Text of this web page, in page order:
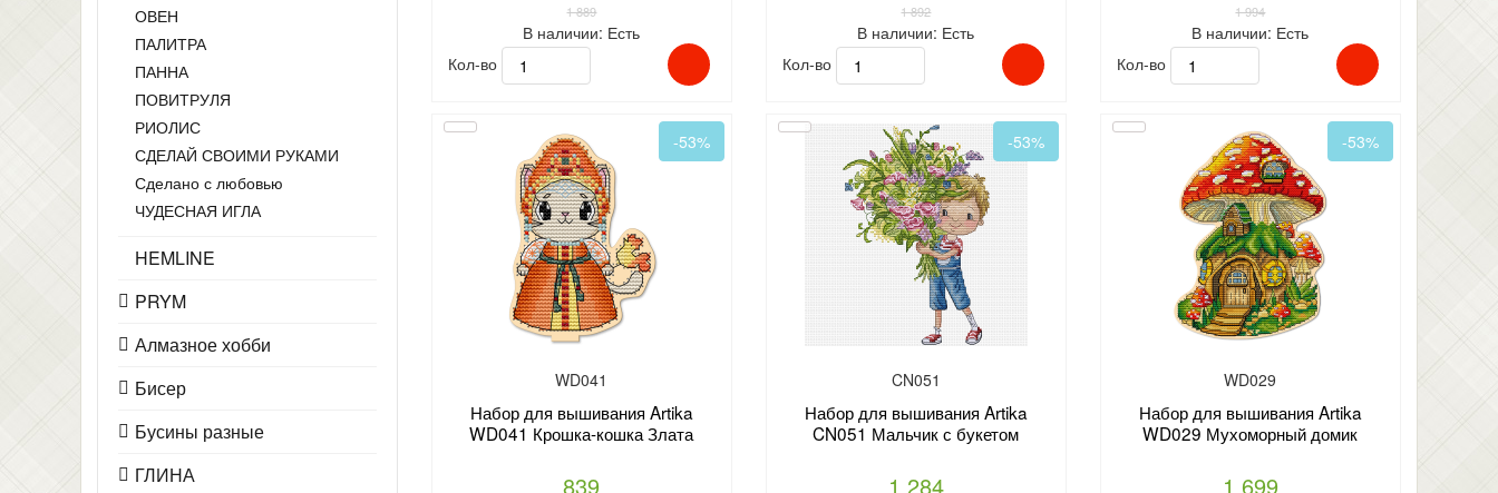
ОВЕН
ПАЛИТРА
ПАННА
ПОВИТРУЛЯ
РИОЛИС
СДЕЛАЙ СВОИМИ РУКАМИ
Сделано с любовью
ЧУДЕСНАЯ ИГЛА
HEMLINE
PRYM
Алмазное хобби
Бисер
Бусины разные
ГЛИНА
1 889
В наличии: Есть
Кол-во
1 892
В наличии: Есть
Кол-во
1 994
В наличии: Есть
Кол-во
-53%
WD041
Набор для вышивания Artika
WD041 Крошка-кошка Злата
839
-53%
CN051
Набор для вышивания Artika
CN051 Мальчик с букетом
1 284
-53%
WD029
Набор для вышивания Artika
WD029 Мухоморный домик
1 699